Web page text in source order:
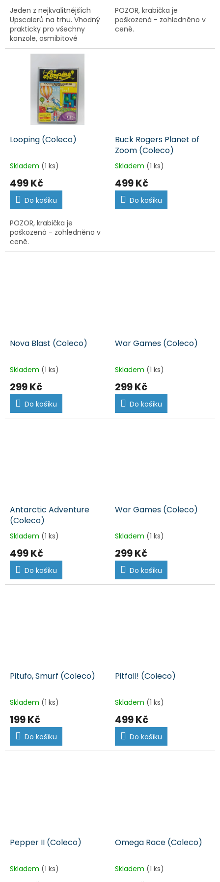
Jeden z nejkvalitnějších
Upscalerů na trhu. Vhodný
prakticky pro všechny
konzole, osmibitové
počítače nebo arkádové
desky. Vyžaduje redukci do
evropské zásuvky.
POZOR, krabička je
poškozená - zohledněno v
ceně.
Looping (Coleco)
Skladem (1 ks)
499 Kč
Do košíku
POZOR, krabička je
poškozená - zohledněno v
ceně.
Buck Rogers Planet of
Zoom (Coleco)
Skladem (1 ks)
499 Kč
Do košíku
Nova Blast (Coleco)
Skladem (1 ks)
299 Kč
Do košíku
War Games (Coleco)
Skladem (1 ks)
299 Kč
Do košíku
Antarctic Adventure
(Coleco)
Skladem (1 ks)
499 Kč
Do košíku
War Games (Coleco)
Skladem (1 ks)
299 Kč
Do košíku
Pitufo, Smurf (Coleco)
Skladem (1 ks)
199 Kč
Do košíku
Pitfall! (Coleco)
Skladem (1 ks)
499 Kč
Do košíku
Pepper II (Coleco)
Skladem (1 ks)
Omega Race (Coleco)
Skladem (1 ks)